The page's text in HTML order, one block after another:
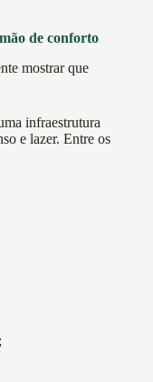
de conforto
mostrar que
infraestrutura
e lazer. Entre os